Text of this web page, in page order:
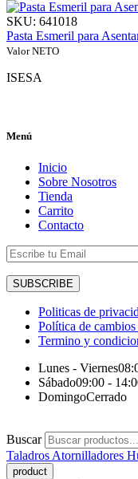
SKU: 641018
Pasta Esmeril para
Valor NETO
ISESA
Menú
Inicio
Sobre Nosotros
Tienda
Carrito
Contacto
Politicas de
Política de
Termino y
Lunes - Viernes
Sábado09:00 -
DomingoCerrado
Buscar
Taladros Atornilladores